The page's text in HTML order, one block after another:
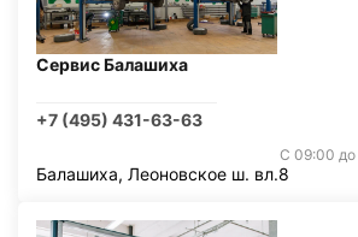
Сервис Балашиха
+7 (495) 431-63-63
С 09:00 до
Балашиха, Леоновское ш. вл.8